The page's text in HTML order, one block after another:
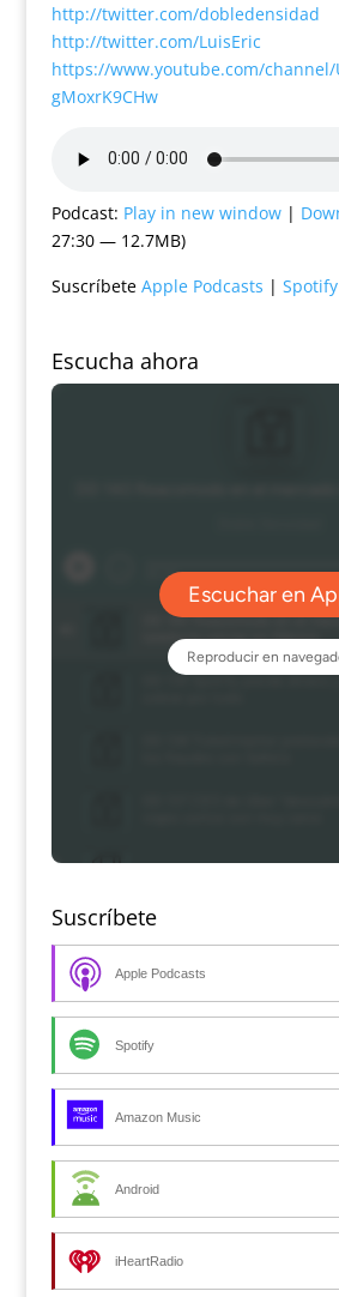
http://twitter.com/dobledensidad
http://twitter.com/LuisEric
https://www.youtube.com/channel/
gMoxrK9CHw
Podcast: Play in new window|
27:30 — 12.7MB)
Suscríbete Apple Podcasts | Spotify
Escucha ahora
Suscríbete
Apple Podcasts
Spotify
Amazon Music
Android
iHeartRadio